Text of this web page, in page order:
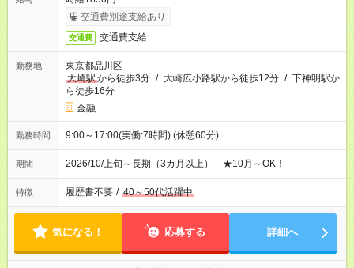
交通費別途支給あり
交通費 交通費支給
勤務地
東京都品川区
大崎駅から徒歩3分 / 大崎広小路駅から徒歩12分 / 下神明駅か
ら徒歩16分
金融
勤務時間 9:00～17:00(実働:7時間) (休憩60分)
期間 2026/10/上旬～長期（3カ月以上） ★10月～OK！
特徴 履歴書不要 / 40～50代活躍中
気になる！ 応募する 詳細へ